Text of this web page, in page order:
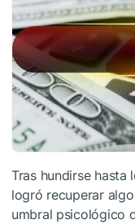
Tras hundirse hasta
logró recuperar
umbral psicológico